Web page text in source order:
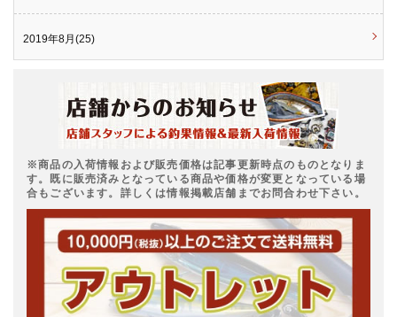
2019年8月(25)
※商品の入荷情報および販売価格は記事更新時点のものとなりま
す。既に販売済みとなっている商品や価格が変更となっている場
合もございます。詳しくは情報掲載店舗までお問合わせ下さい。